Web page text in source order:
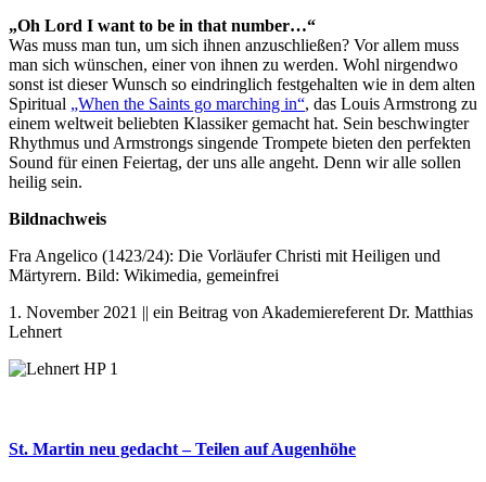
„Oh Lord I want to be in that number…“
Was muss man tun, um sich ihnen anzuschließen? Vor allem muss
man sich wünschen, einer von ihnen zu werden. Wohl nirgendwo
sonst ist dieser Wunsch so eindringlich festgehalten wie in dem alten
Spiritual „When the Saints go marching in“, das Louis Armstrong zu
einem weltweit beliebten Klassiker gemacht hat. Sein beschwingter
Rhythmus und Armstrongs singende Trompete bieten den perfekten
Sound für einen Feiertag, der uns alle angeht. Denn wir alle sollen
heilig sein.
Bildnachweis
Fra Angelico (1423/24): Die Vorläufer Christi mit Heiligen und
Märtyrern. Bild: Wikimedia, gemeinfrei
1. November 2021 || ein Beitrag von Akademiereferent Dr. Matthias
Lehnert
St. Martin neu gedacht – Teilen auf Augenhöhe